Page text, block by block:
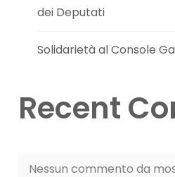
dei Deputati
Solidarietà al Console
Recent
Nessun commento da